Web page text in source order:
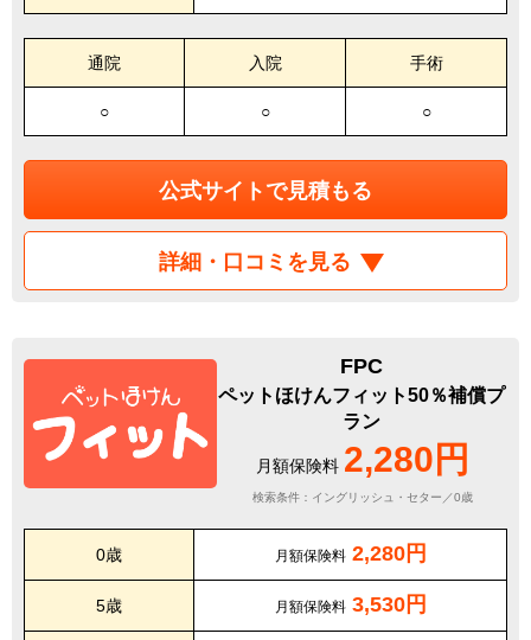
通院 入院 手術
○ ○ ○
公式サイトで見積もる
詳細・口コミを見る
FPC
ペットほけんフィット50％補償プ
ラン
月額保険料 2,280円
検索条件：イングリッシュ・セター／0歳
0歳 月額保険料 2,280円
5歳 月額保険料 3,530円